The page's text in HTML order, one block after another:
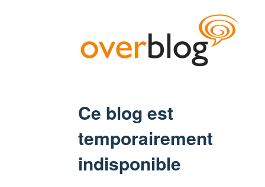
Ce blog est
temporairement
indisponible